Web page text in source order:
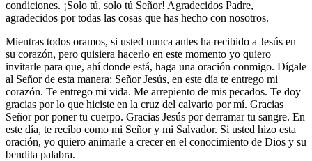
condiciones. ¡Solo tú, solo tú Señor! Agradecidos Padre,
agradecidos por todas las cosas que has hecho con nosotros.
Mientras todos oramos, si usted nunca antes ha recibido a Jesús en
su corazón, pero quisiera hacerlo en este momento yo quiero
invitarle para que, ahí donde está, haga una oración conmigo. Dígale
al Señor de esta manera: Señor Jesús, en este día te entrego mi
corazón. Te entrego mi vida. Me arrepiento de mis pecados. Te doy
gracias por lo que hiciste en la cruz del calvario por mí. Gracias
Señor por poner tu cuerpo. Gracias Jesús por derramar tu sangre. En
este día, te recibo como mi Señor y mi Salvador. Si usted hizo esta
oración, yo quiero animarle a crecer en el conocimiento de Dios y su
bendita palabra.